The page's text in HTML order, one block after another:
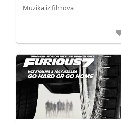
Muzika iz filmova